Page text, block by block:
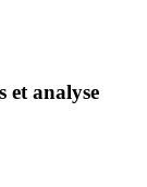
et analyse